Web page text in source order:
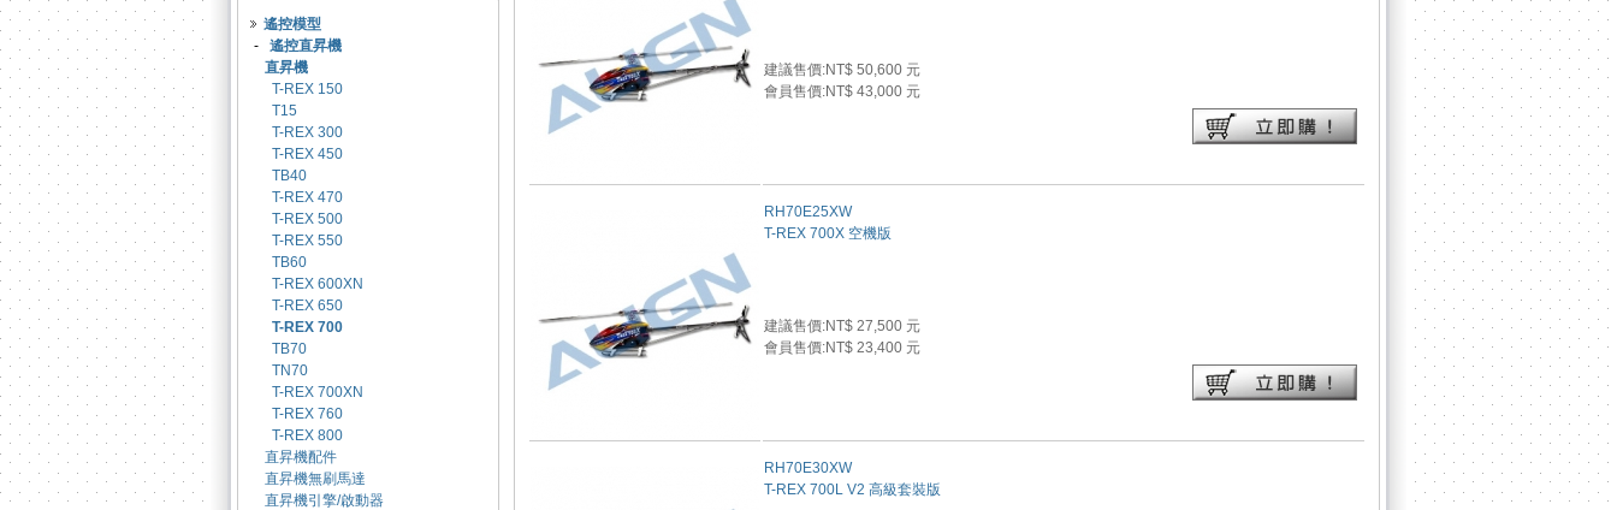
遙控模型
- 遙控直昇機
直昇機
T-REX 150
T15
T-REX 300
T-REX 450
TB40
T-REX 470
T-REX 500
T-REX 550
TB60
T-REX 600XN
T-REX 650
T-REX 700
TB70
TN70
T-REX 700XN
T-REX 760
T-REX 800
直昇機配件
直昇機無刷馬達
直昇機引擎/啟動器
建議售價:NT$ 50,600 元
會員售價:NT$ 43,000 元
RH70E25XW
T-REX 700X 空機版
建議售價:NT$ 27,500 元
會員售價:NT$ 23,400 元
RH70E30XW
T-REX 700L V2 高級套裝版